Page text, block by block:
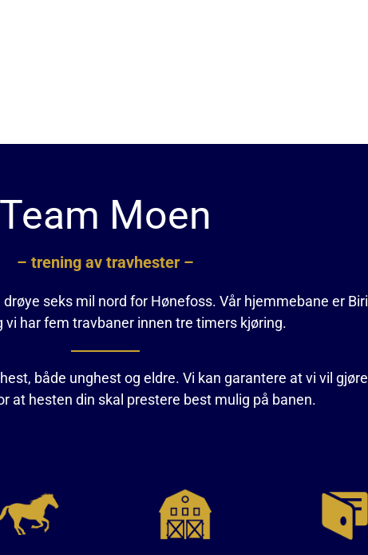
Team Moen
– trening av travhester –
seks mil nord for Hønefoss. Vår hjemmebane er Biri
vi har fem travbaner innen tre timers kjøring.
både unghest og eldre. Vi kan garantere at vi vil gjøre
at hesten din skal prestere best mulig på banen.